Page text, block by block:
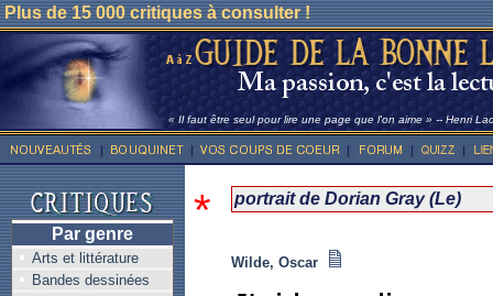
Plus de 15 000 critiques à consulter !
« Il faut être seul pour lire une page que l'on aime » -- Henri
Par genre
Arts et littérature
Bandes dessinées
* portrait de Dorian Gray (Le)
Wilde, Oscar